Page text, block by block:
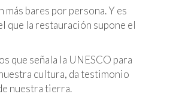
bares por persona. Y es
que la restauración supone el
que señala la UNESCO para
cultura, da testimonio
nuestra tierra.